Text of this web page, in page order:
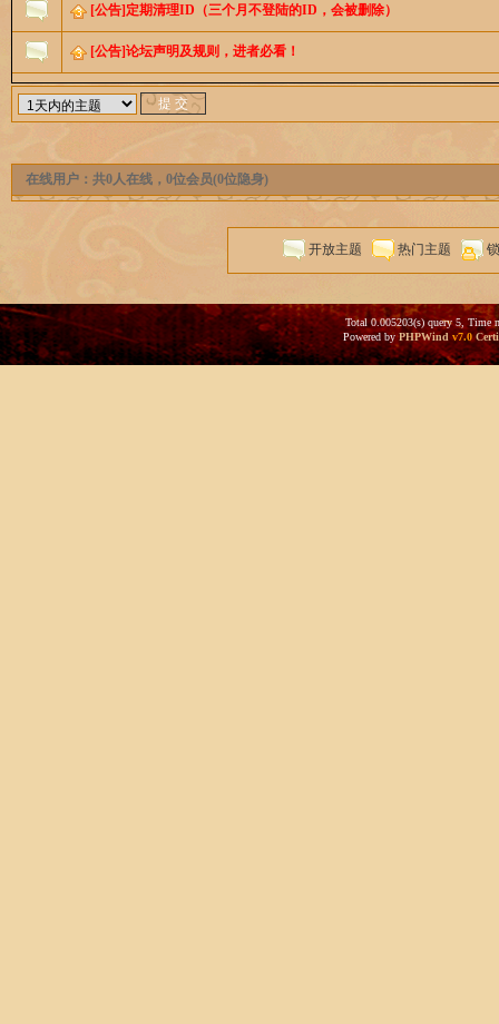
[公告]定期清理ID（三个月不登陆的ID，会被删除）
[公告]论坛声明及规则，进者必看！
在线用户：共0人在线，0位会员(0位隐身)
开放主题 热门主题
Total 0.005203(s) query 5, Time
Powered byPHPWind v7.0